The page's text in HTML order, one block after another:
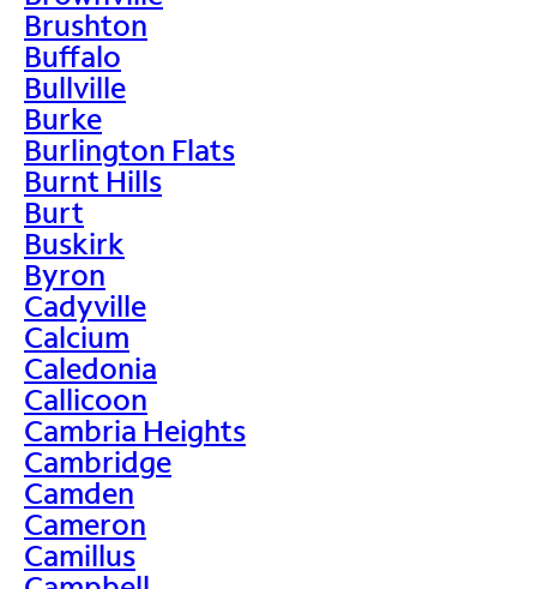
Brushton
Buffalo
Bullville
Burke
Burlington Flats
Burnt Hills
Burt
Buskirk
Byron
Cadyville
Calcium
Caledonia
Callicoon
Cambria Heights
Cambridge
Camden
Cameron
Camillus